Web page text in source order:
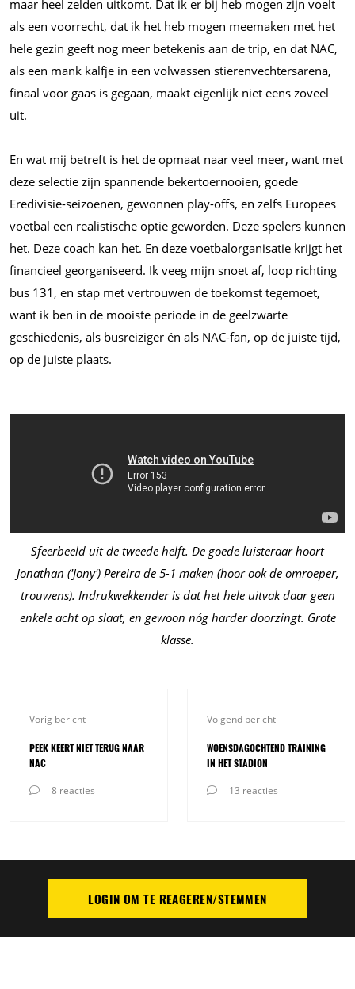
maar heel zelden uitkomt. Dat ik er bij heb mogen zijn voelt
als een voorrecht, dat ik het heb mogen meemaken met het
hele gezin geeft nog meer betekenis aan de trip, en dat NAC,
als een mank kalfje in een volwassen stierenvechtersarena,
finaal voor gaas is gegaan, maakt eigenlijk niet eens zoveel
uit.
En wat mij betreft is het de opmaat naar veel meer, want met
deze selectie zijn spannende bekertoernooien, goede
Eredivisie-seizoenen, gewonnen play-offs, en zelfs Europees
voetbal een realistische optie geworden. Deze spelers kunnen
het. Deze coach kan het. En deze voetbalorganisatie krijgt het
financieel georganiseerd. Ik veeg mijn snoet af, loop richting
bus 131, en stap met vertrouwen de toekomst tegemoet,
want ik ben in de mooiste periode in de geelzwarte
geschiedenis, als busreiziger én als NAC-fan, op de juiste tijd,
op de juiste plaats.
Sfeerbeeld uit de tweede helft. De goede luisteraar hoort
Jonathan ('Jony') Pereira de 5-1 maken (hoor ook de omroeper,
trouwens). Indrukwekkender is dat het hele uitvak daar geen
enkele acht op slaat, en gewoon nóg harder doorzingt. Grote
klasse.
Vorig bericht
PEEK KEERT NIET TERUG NAAR
NAC
8 reacties
Volgend bericht
WOENSDAGOCHTEND TRAINING
IN HET STADION
13 reacties
PLAATS REACTIELOGIN OM TE REAGEREN/STEMMEN